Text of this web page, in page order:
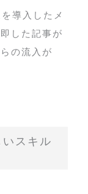
導入したメ
した記事が
の流入が
スキル